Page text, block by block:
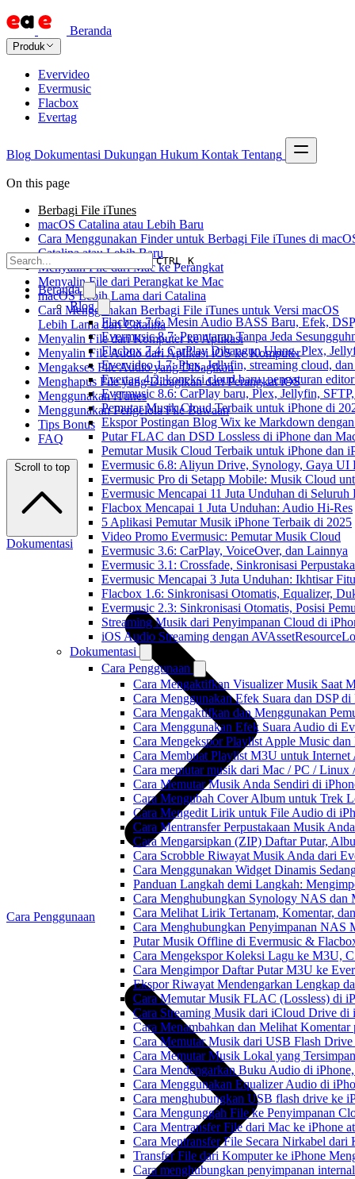
Beranda
Produk
Evervideo
Evermusic
Flacbox
Evertag
Blog Dokumentasi Dukungan Hukum Kontak Tentang
CTRL K
Beranda
Blog
Flacbox 7.6: Mesin Audio BASS Baru, Efek,
Evermusic 8.7: Pemutaran Tanpa Jeda
Flacbox 7.4: CarPlay Dibangun Ulang, Plex,
Evervideo 1.7: Plex, Jellyfin, streaming cloud,
Evertag 4.2: koneksi cloud baru, pengaturan
Evermusic 8.6: CarPlay baru, Plex, Jellyfin,
Pemutar Musik Cloud Terbaik untuk iPhone di
Ekspor Postingan Blog Wix ke Markdown
Putar FLAC dan DSD Lossless di iPhone dan
Pemutar Musik Cloud Terbaik untuk iPhone dan
Evermusic 6.8: Aliyun Drive, Synology, Gaya UI
Evermusic Pro di Setapp Mobile: Musik Cloud
Evermusic Mencapai 11 Juta Unduhan di Seluruh
Flacbox Mencapai 1 Juta Unduhan: Audio Hi-Res
5 Aplikasi Pemutar Musik iPhone Terbaik di 2025
Video Promo Evermusic: Pemutar Musik Cloud
Evermusic 3.6: CarPlay, VoiceOver, dan Lainnya
Evermusic 3.1: Crossfade, Sinkronisasi
Evermusic Mencapai 3 Juta Unduhan: Ikhtisar
Flacbox 1.6: Sinkronisasi Otomatis, Equalizer,
Evermusic 2.3: Sinkronisasi Otomatis, Posisi
Streaming Musik dari Penyimpanan Cloud di
iOS Audio Streaming dengan
Dokumentasi
Cara Penggunaan
Cara Mengaktifkan Visualizer Musik Saat
Cara Menggunakan Efek Suara dan DSP
Cara Mengaktifkan dan Menggunakan
Cara Menggunakan Efek Suara Audio di
Cara Mengekspor Playlist Apple Music
Cara Membuat Playlist M3U untuk
Cara memutar musik dari Mac / PC /
Cara Memutar Musik Anda Sendiri di
Cara Mengubah Cover Album untuk Trek
Cara Mengedit Lirik untuk File Audio di
Cara Mentransfer Perpustakaan Musik
Cara Mengarsipkan (ZIP) Daftar Putar,
Cara Scrobble Riwayat Musik Anda dari
Cara Menggunakan Widget Dinamis
Panduan Langkah demi Langkah:
Cara Menghubungkan Synology NAS dan
Cara Melihat Lirik Tertanam, Komentar,
Cara Menghubungkan Penyimpanan NAS
Putar Musik Offline di Evermusic &
Cara Mengekspor Koleksi Lagu ke M3U,
Cara Mengimpor Daftar Putar M3U ke
Ekspor Riwayat Mendengarkan Lengkap
Cara Memutar Musik FLAC (Lossless) di
Cara Streaming Musik dari iCloud Drive di
Cara Menambahkan dan Melihat
Cara Memutar Musik dari USB Flash
Cara Memutar Musik Lokal yang
Cara Mendengarkan Buku Audio di
Cara Menggunakan Equalizer Audio di
Cara menghubungkan USB flash drive ke
Cara Mengunggah File ke Penyimpanan
Cara Mentransfer File dari Mac ke iPhone
Cara Mentransfer File Secara Nirkabel
Transfer File dari Komputer ke iPhone
Cara menghubungkan penyimpanan
On this page
Berbagi File iTunes
macOS Catalina atau Lebih Baru
Cara Menggunakan Finder untuk Berbagi File iTunes di
Catalina atau Lebih Baru
Menyalin File dari Mac ke Perangkat
Menyalin File dari Perangkat ke Mac
macOS Lebih Lama dari Catalina
Cara Menggunakan Berbagi File iTunes untuk Versi macOS
Lebih Lama dari Catalina
Menyalin File dari Komputer ke Aplikasi
Menyalin File Audio dari Aplikasi iOS ke Komputer
Mengakses File Audio yang Dibagikan
Menghapus File yang Dibagikan dari Perangkat iOS
Menggunakan iTunes
Menggunakan Pengelola File Bawaan
Tips Bonus
FAQ
Scroll to top
Dokumentasi
Cara Penggunaan